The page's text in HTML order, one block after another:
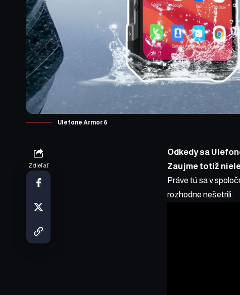
Ulefone Armor 6
Zdieľať
Odkedy sa
Zaujme totiž
Práve tú sa v
rozhodne nešetrili.